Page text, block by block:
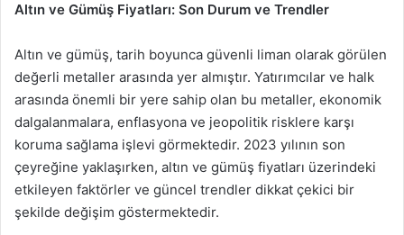
Altın ve Gümüş Fiyatları: Son Durum ve Trendler
Altın ve gümüş, tarih boyunca güvenli liman olarak görülen
değerli metaller arasında yer almıştır. Yatırımcılar ve halk
arasında önemli bir yere sahip olan bu metaller, ekonomik
dalgalanmalara, enflasyona ve jeopolitik risklere karşı
koruma sağlama işlevi görmektedir. 2023 yılının son
çeyreğine yaklaşırken, altın ve gümüş fiyatları üzerindeki
etkileyen faktörler ve güncel trendler dikkat çekici bir
şekilde değişim göstermektedir.